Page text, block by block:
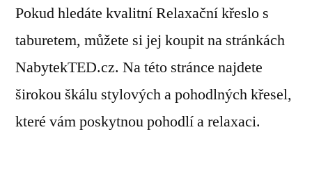
Pokud hledáte kvalitní Relaxační křeslo s
taburetem, můžete si jej koupit na stránkách
NabytekTED.cz. Na této stránce najdete
širokou škálu stylových a pohodlných křesel,
které vám poskytnou pohodlí a relaxaci.